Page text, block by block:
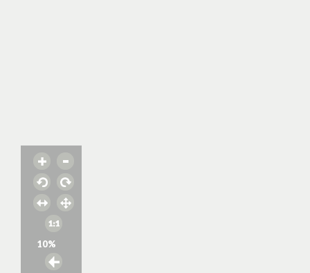
10%